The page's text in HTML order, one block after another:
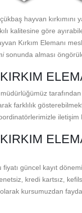
hayvan
kalitesine göre
Kırkım Elemanı
sonunda alması
farklılık
iletişim
fiyatı güncel kayıt
kredi kartsız,
kursumuzdan